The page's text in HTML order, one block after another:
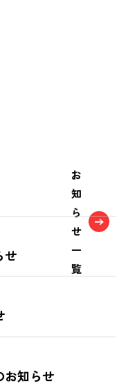
お
知
ら
せ
一
覧
せ
お知らせ